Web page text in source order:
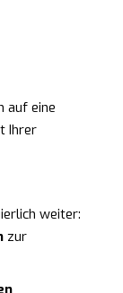
auf eine
Ihrer
weiter:
zur